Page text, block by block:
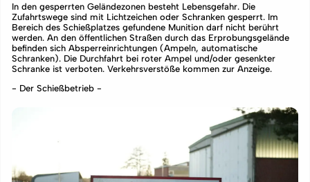
In den gesperrten Geländezonen besteht Lebensgefahr. Die
Zufahrtswege sind mit Lichtzeichen oder Schranken gesperrt. Im
Bereich des Schießplatzes gefundene Munition darf nicht berührt
werden. An den öffentlichen Straßen durch das Erprobungsgelände
befinden sich Absperreinrichtungen (Ampeln, automatische
Schranken). Die Durchfahrt bei roter Ampel und/oder gesenkter
Schranke ist verboten. Verkehrsverstöße kommen zur Anzeige.
- Der Schießbetrieb -